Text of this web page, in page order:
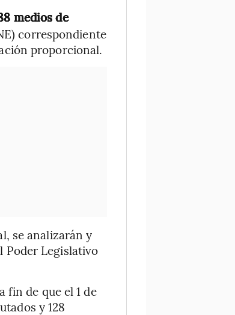
medios de
correspondiente
proporcional.
se analizarán y
Poder Legislativo
fin de que el 1 de
y 128